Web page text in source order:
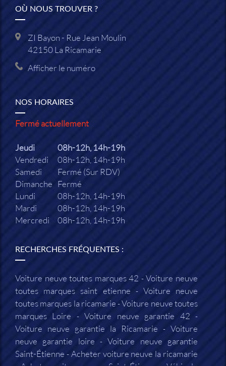
OÙ NOUS TROUVER ?
ZI Bayon - Rue Jean Moulin
42150La Ricamarie
Afficher le numéro
NOS HORAIRES
Fermé actuellement
Jeudi
08h-12h, 14h-19h
Vendredi
08h-12h, 14h-19h
Samedi
Fermé (Sur RDV)
Dimanche Fermé
Lundi
08h-12h, 14h-19h
Mardi
08h-12h, 14h-19h
Mercredi
08h-12h, 14h-19h
RECHERCHES FRÉQUENTES :
Voiture neuve toutes marques 42
Voiture neuve
toutes marques saint etienne
Voiture neuve
toutes marques la ricamarie Voiture neuve toutes
marques Loire
Voiture neuve garantie 42
Voiture neuve garantie la Ricamarie
Voiture
neuve garantie loire
Voiture neuve garantie
Saint-Étienne
Acheter voiture neuve la ricamarie